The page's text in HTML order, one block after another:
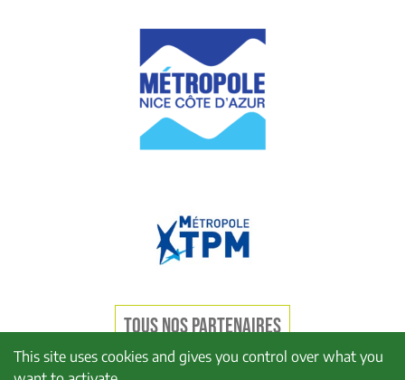
TOUS NOS PARTENAIRES
This site uses cookies and gives you control over what you